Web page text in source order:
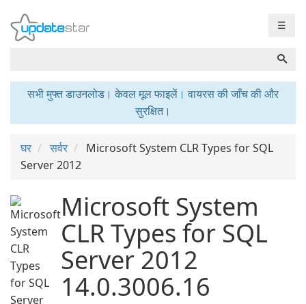
☰
सभी मुफ्त डाउनलोड। केवल मूल फाइलें। वायरस की जाँच की और
सुरक्षित।
घर सर्वर
Microsoft System CLR Types for SQL
Server 2012
Microsoft System
CLR Types for SQL
Server 2012
14.0.3006.16